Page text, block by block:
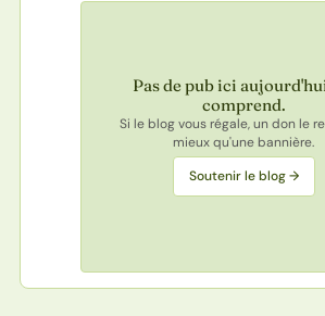
Pas de pub ici
comprend.
Si le blog vous régale, un don le
mieux qu'une bannière.
Soutenir le blog →